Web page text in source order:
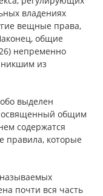
владениях
вещные права,
общие
непременно
из
выделен
общим
содержатся
правила, которые
почти вся часть